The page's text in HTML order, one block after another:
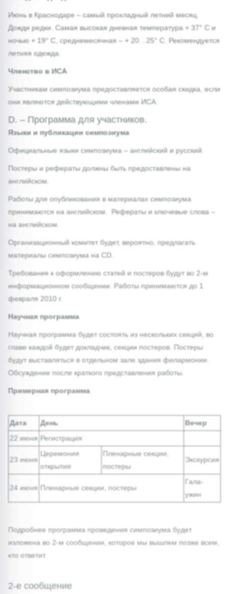
Июнь в Краснодаре – самый прохладный летний месяц.
Дожди редки. Самая высокая дневная температура + 37° С и
ночью + 19° С, среднемесячная – + 20…25° С. Рекомендуется
летняя одежда.
Членство в ИСА
Участникам симпозиума предоставляется особая скидка, если
они являются действующими членами ИСА.
D. – Программа для участников.
Языки и публикации симпозиума
Официальные языки симпозиума – английский и русский.
Постеры и рефераты должны быть предоставлены на
английском.
Работы для опубликования в материалах симпозиума
принимаются на английском. Рефераты и ключевые слова –
на английском.
Организационный комитет будет, вероятно, предлагать
материалы симпозиума на CD.
Требования к оформлению статей и постеров будут во 2-м
информационном сообщении. Работы принимаются до 1
февраля 2010 г.
Научная программа
Научная программа будет состоять из нескольких секций, во
главе каждой будет докладчик, секции постеров. Постеры
будут выставляться в отдельном зале здания филармонии.
Обсуждение после краткого представления работы.
Примерная программа
Дата День
Вечер
22 июня Регистрация
23 июня
Церемония
открытия
Пленарные секции,
постеры
Экскурсия
24 июня Пленарные секции, постеры
Гала-
ужин
Подробнее программа проведения симпозиума будет
изложена во 2-м сообщении, которое мы вышлем позже всем,
кто ответит.
2-е сообщение